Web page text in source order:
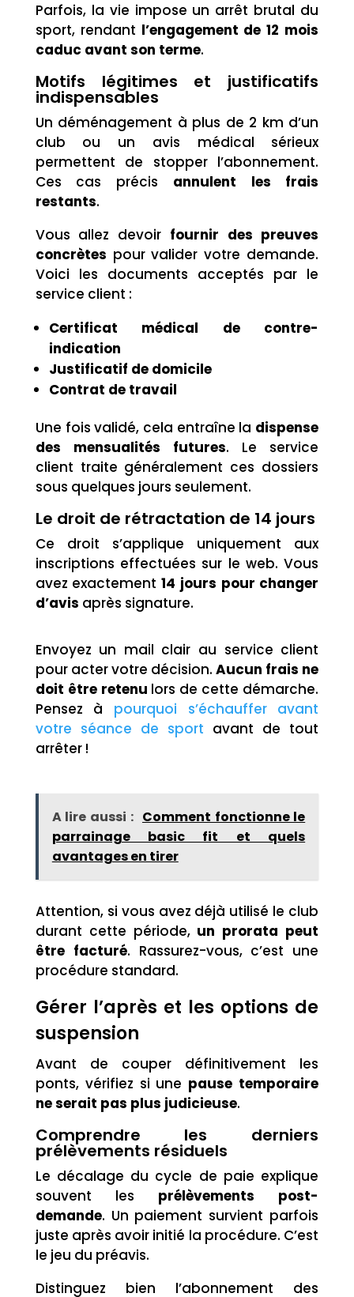
Parfois, la vie impose un arrêt brutal du
sport, rendant l’engagement de 12 mois
caduc avant son terme.
Motifs légitimes et justificatifs
indispensables
Un déménagement à plus de 2 km d’un
club ou un avis médical sérieux
permettent de stopper l’abonnement.
Ces cas précis annulent les frais
restants.
Vous allez devoir fournir des preuves
concrètes pour valider votre demande.
Voici les documents acceptés par le
service client :
Certificat médical de contre-
indication
Justificatif de domicile
Contrat de travail
Une fois validé, cela entraîne la dispense
des mensualités futures. Le service
client traite généralement ces dossiers
sous quelques jours seulement.
Le droit de rétractation de 14 jours
Ce droit s’applique uniquement aux
inscriptions effectuées sur le web. Vous
avez exactement14 jours pour changer
d’avis après signature.
Envoyez un mail clair au service client
pour acter votre décision.Aucun frais ne
doit être retenu lors de cette démarche.
Pensez à pourquoi s’échauffer avant
votre séance de sport avant de tout
arrêter !
A lire aussi : Comment fonctionne le
parrainage basic fit et quels
avantages en tirer
Attention, si vous avez déjà utilisé le club
durant cette période, un prorata peut
être facturé. Rassurez-vous, c’est une
procédure standard.
Gérer l’après et les options de
suspension
Avant de couper définitivement les
ponts, vérifiez si une pause temporaire
ne serait pas plus judicieuse.
Comprendre les derniers
prélèvements résiduels
Le décalage du cycle de paie explique
souvent les prélèvements post-
demande. Un paiement survient parfois
juste après avoir initié la procédure. C’est
le jeu du préavis.
Distinguez bien l’abonnement des